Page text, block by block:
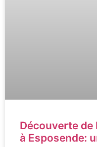
Découverte de
à Esposende: